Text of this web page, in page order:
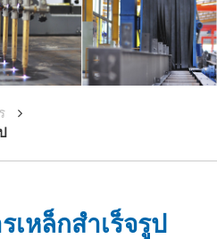
เหล็กสำเร็จรูป